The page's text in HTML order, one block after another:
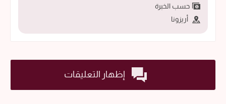
حسب الخبرة
أريزونا
إظهار التعليقات